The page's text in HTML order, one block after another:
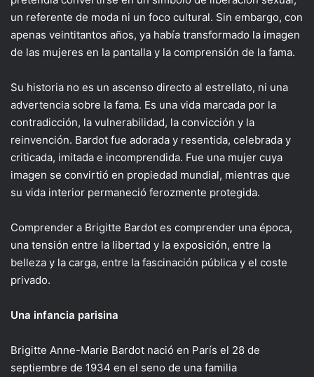
un referente de moda ni un foco cultural. Sin embargo, con
apenas veintitantos años, ya había transformado la imagen
de las mujeres en la pantalla y la comprensión de la fama.
Su historia no es un ascenso directo al estrellato, ni una
advertencia sobre la fama. Es una vida marcada por la
contradicción, la vulnerabilidad, la convicción y la
reinvención. Bardot fue adorada y resentida, celebrada y
criticada, imitada e incomprendida. Fue una mujer cuya
imagen se convirtió en propiedad mundial, mientras que
su vida interior permaneció ferozmente protegida.
Comprender a Brigitte Bardot es comprender una época,
una tensión entre la libertad y la exposición, entre la
belleza y la carga, entre la fascinación pública y el coste
privado.
Una infancia parisina
Brigitte Anne-Marie Bardot nació en París el 28 de
septiembre de 1934 en el seno de una familia